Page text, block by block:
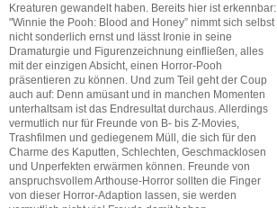
Kreaturen gewandelt haben. Bereits hier ist erkennbar:
"Winnie the Pooh: Blood and Honey” nimmt sich selbst
nicht sonderlich ernst und lässt Ironie in seine
Dramaturgie und Figurenzeichnung einfließen, alles
mit der einzigen Absicht, einen Horror-Pooh
präsentieren zu können. Und zum Teil geht der Coup
auch auf: Denn amüsant und in manchen Momenten
unterhaltsam ist das Endresultat durchaus. Allerdings
vermutlich nur für Freunde von B- bis Z-Movies,
Trashfilmen und gediegenem Müll, die sich für den
Charme des Kaputten, Schlechten, Geschmacklosen
und Unperfekten erwärmen können. Freunde von
anspruchsvollem Arthouse-Horror sollten die Finger
von dieser Horror-Adaption lassen, sie werden